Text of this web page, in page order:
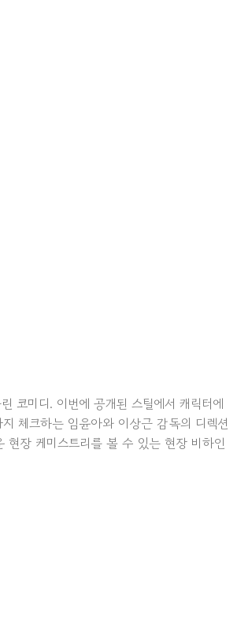
코미디. 이번에 공개된 스틸에서 캐릭터에
체크하는 임윤아와 이상근 감독의 디렉션
장 케미스트리를 볼 수 있는 현장 비하인